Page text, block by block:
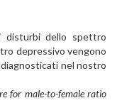
disturbi dello spettro
depressivo vengono
nel nostro
for male-to-female ratio